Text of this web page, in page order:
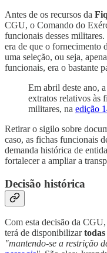
Antes de os recursos da
CGU, o Comando do
funcionais desses
era de que o fornecimento
uma seleção, ou seja,
funcionais, era o bastante
Em abril deste ano,
extratos relativos às
militares, na edição
Retirar o sigilo sobre
caso, as fichas funcionais
demanda histórica de
fortalecer a ampliar a
Decisão histórica
Com esta decisão da
terá de disponibilizar
"mantendo-se a restrição